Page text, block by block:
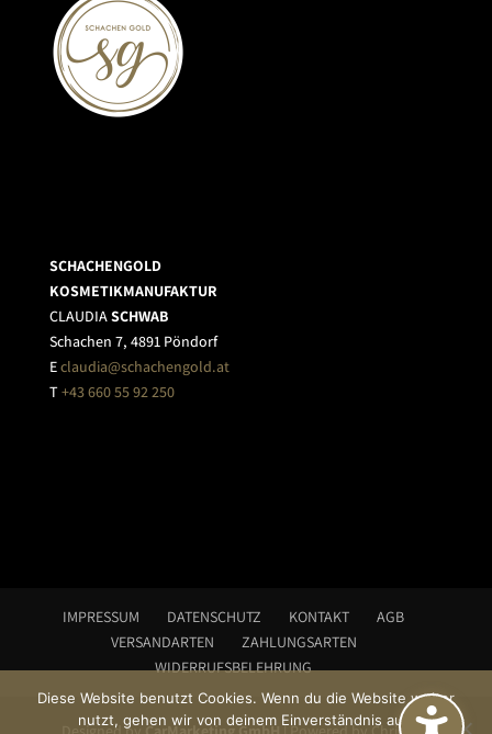
SCHACHENGOLD
KOSMETIKMANUFAKTUR
CLAUDIASCHWAB
Schachen 7, 4891 Pöndorf
Eclaudia@schachengold.at
T+43 660 55 92 250
IMPRESSUM DATENSCHUTZ KONTAKT
AGB
VERSANDARTEN
ZAHLUNGSARTEN
WIDERRUFSBELEHRUNG
Diese Website benutzt Cookies. Wenn du die Website weiter
nutzt, gehen wir von deinem Einverständnis aus.